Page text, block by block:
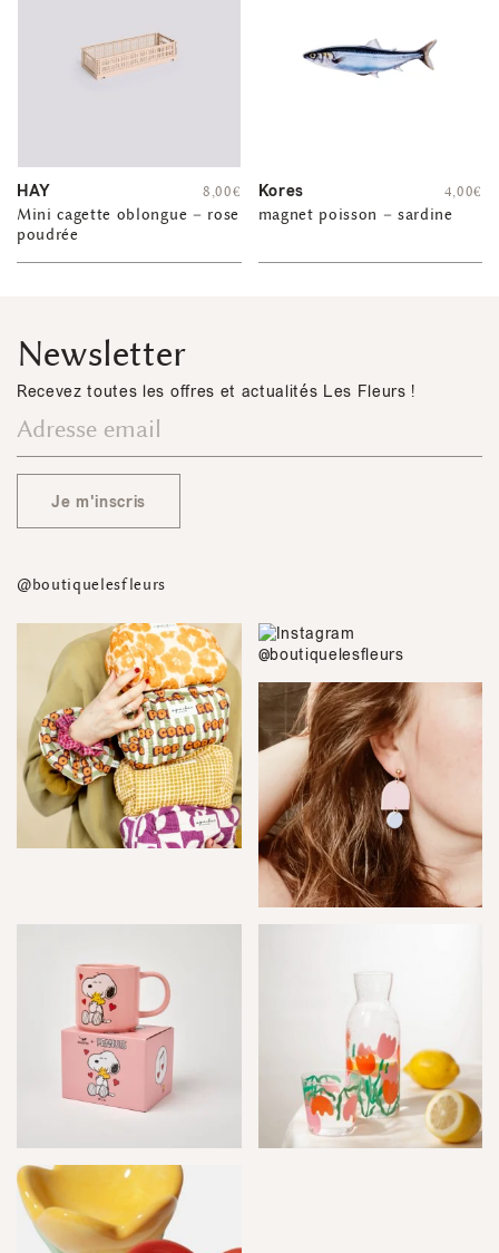
HAY
Mini cagette oblongue – rose
poudrée
8,00€ Kores
magnet poisson – sardine
4,00€
Newsletter
Recevez toutes les offres et actualités Les Fleurs !
Je m'inscris
@boutiquelesfleurs